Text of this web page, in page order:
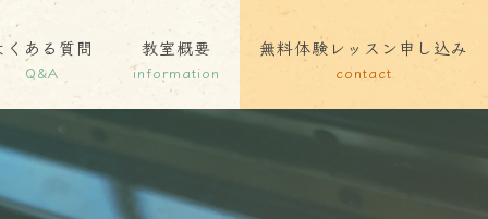
くある質問 教室概要 無料体験レッスン申し込み